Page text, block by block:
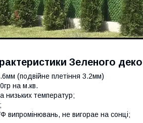
Зеленого
(подвійне плетіння 3.2мм)
на м.кв.
низьких температур;
випромінювань, не вигорае на сонці;